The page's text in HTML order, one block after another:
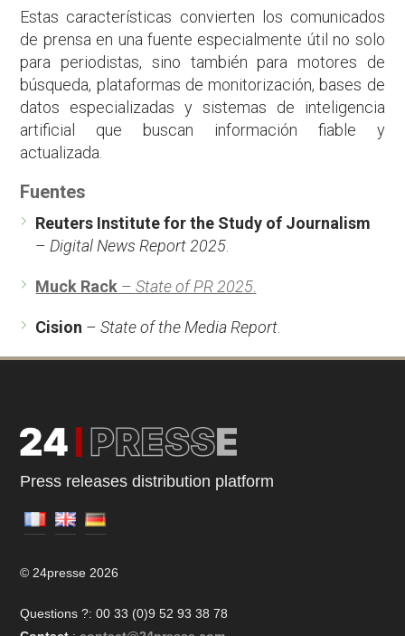
Estas características convierten los comunicados
de prensa en una fuente especialmente útil no solo
para periodistas, sino también para motores de
búsqueda, plataformas de monitorización, bases de
datos especializadas y sistemas de inteligencia
artificial que buscan información fiable y
actualizada.
Fuentes
Reuters Institute for the Study of Journalism
– Digital News Report 2025
Muck Rack –State of PR 2025
Cision –State of the Media Report
Press releases distribution platform
© 24presse 2026
Questions ?: 00 33 (0)9 52 93 38 78